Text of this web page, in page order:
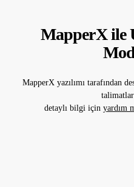
MapperX ile
MapperX yazılımı tarafından
detaylı bilgi içinyardım